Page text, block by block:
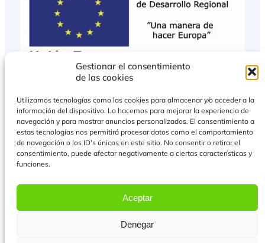
Gestionar el consentimiento
de las cookies
Utilizamos tecnologías como las cookies para almacenar y/o acceder a la
información del dispositivo. Lo hacemos para mejorar la experiencia de
navegación y para mostrar anuncios personalizados. El consentimiento a
estas tecnologías nos permitirá procesar datos como el comportamiento
de navegación o los ID's únicos en este sitio. No consentir o retirar el
consentimiento, puede afectar negativamente a ciertas características y
funciones.
Aceptar
Denegar
Más Información
© 2026 Todos los derechos reservados.